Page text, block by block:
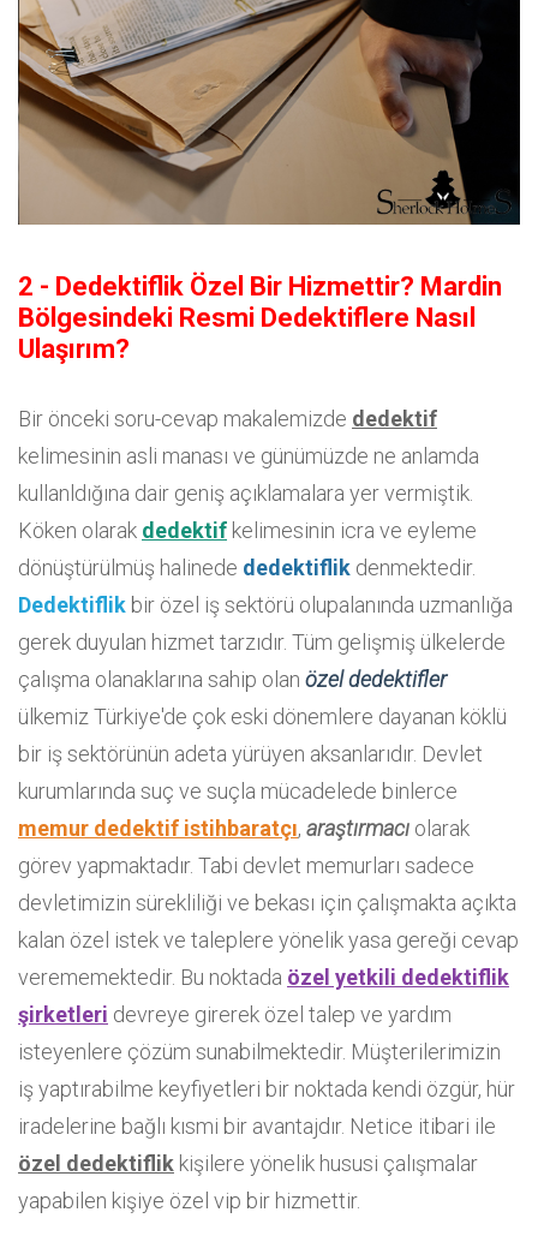
2 - Dedektiflik Özel Bir Hizmettir? Mardin
Bölgesindeki Resmi Dedektiflere Nasıl
Ulaşırım?
Bir önceki soru-cevap makalemizde dedektif
kelimesinin asli manası ve günümüzde ne anlamda
kullanldığına dair geniş açıklamalara yer vermiştik.
Köken olarak dedektif kelimesinin icra ve eyleme
dönüştürülmüş halinede dedektiflik denmektedir.
Dedektiflik bir özel iş sektörü olupalanında uzmanlığa
gerek duyulan hizmet tarzıdır. Tüm gelişmiş ülkelerde
çalışma olanaklarına sahip olan özel dedektifler
ülkemiz Türkiye'de çok eski dönemlere dayanan köklü
bir iş sektörünün adeta yürüyen aksanlarıdır. Devlet
kurumlarında suç ve suçla mücadelede binlerce
memur dedektif istihbaratçı, araştırmacı olarak
görev yapmaktadır. Tabi devlet memurları sadece
devletimizin sürekliliği ve bekası için çalışmakta açıkta
kalan özel istek ve taleplere yönelik yasa gereği cevap
verememektedir. Bu noktada özel yetkili dedektiflik
şirketleri devreye girerek özel talep ve yardım
isteyenlere çözüm sunabilmektedir. Müşterilerimizin
iş yaptırabilme keyfiyetleri bir noktada kendi özgür, hür
iradelerine bağlı kısmi bir avantajdır. Netice itibari ile
özel dedektiflik kişilere yönelik hususi çalışmalar
yapabilen kişiye özel vip bir hizmettir.